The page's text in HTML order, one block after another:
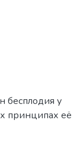
бесплодия у
принципах её